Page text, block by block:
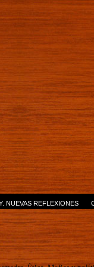
NUEVAS REFLEXIONES